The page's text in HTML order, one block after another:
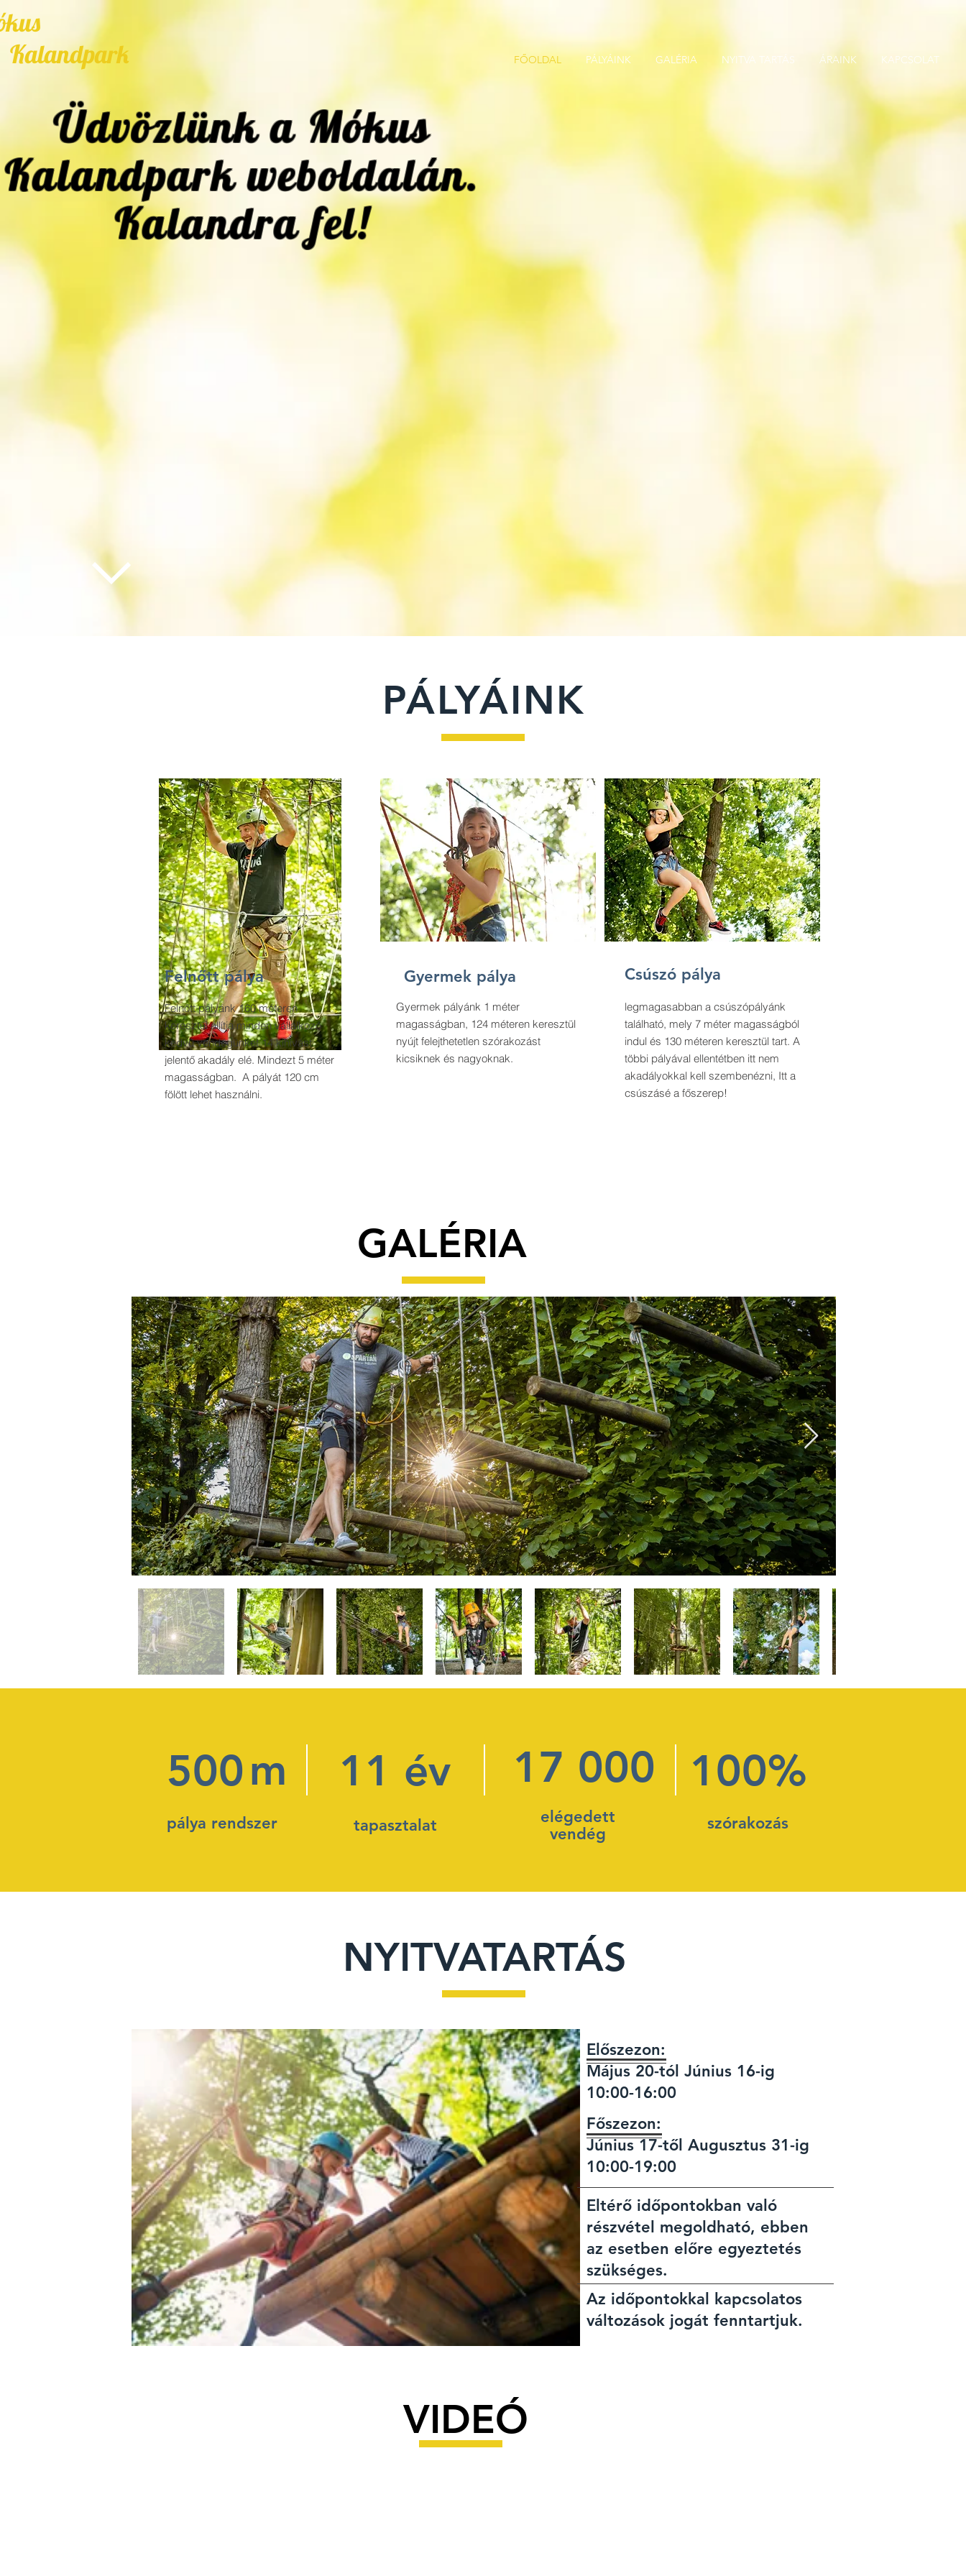
FŐOLDAL PÁLYÁINK GALÉRIA NYITVA TARTÁS ÁRAINK KAPCSOLAT
Üdvözlünk a Mókus
Kalandpark weboldalán.
Kalandra fel!
PÁLYÁINK
Felnőtt pálya
Felnőtt pályánk 160 méteren
keresztül állítja minden vállalkozó
kedvű vendégünket 14 kihívást
jelentő akadály elé. Mindezt 5 méter
magasságban. A pályát 120 cm
fölött lehet használni.
Gyermek pálya
Gyermek pályánk 1 méter
magasságban, 124 méteren keresztül
nyújt felejthetetlen szórakozást
kicsiknek és nagyoknak.
Csúszó pálya
legmagasabban a csúszópályánk
található, mely 7 méter magasságból
indul és 130 méteren keresztül tart. A
többi pályával ellentétben itt nem
akadályokkal kell szembenézni, Itt a
csúszásé a főszerep!
GALÉRIA
500m 11 év 17 000 100%
pálya rendszer tapasztalat
elégedett
vendég
szórakozás
NYITVATARTÁS
Előszezon:
Május 20-tól Június 16-ig
10:00-16:00
Főszezon:
Június 17-től Augusztus 31-ig
10:00-19:00
Eltérő időpontokban való
részvétel megoldható, ebben
az esetben előre egyeztetés
szükséges.
Az időpontokkal kapcsolatos
változások jogát fenntartjuk.
VIDEÓ